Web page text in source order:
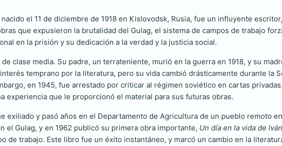
nacido el 11 de diciembre de 1918 en Kislovodsk, Rusia, fue un influyente
que expusieron la brutalidad del Gulag, el sistema de campos de trabajo
en la prisión y su dedicación a la verdad y la justicia social.
clase media. Su padre, un terrateniente, murió en la guerra en 1918, y su
temprano por la literatura, pero su vida cambió drásticamente durante la
en 1945, fue arrestado por criticar al régimen soviético en cartas
experiencia que le proporcionó el material para sus futuras obras.
exiliado y pasó años en el Departamento de Agricultura de un pueblo remoto
el Gulag, y en 1962 publicó su primera obra importante, Un día en la vida de
de trabajo. Este libro fue un éxito instantáneo, y marcó un cambio en la